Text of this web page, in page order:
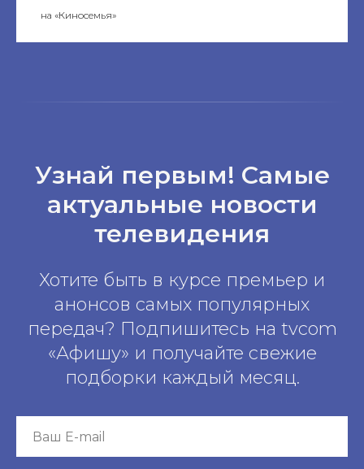
на «Киносемья»
Узнай первым! Самые
актуальные новости
телевидения
Хотите быть в курсе премьер и
анонсов самых популярных
передач? Подпишитесь на tvcom
«Афишу» и получайте свежие
подборки каждый месяц.